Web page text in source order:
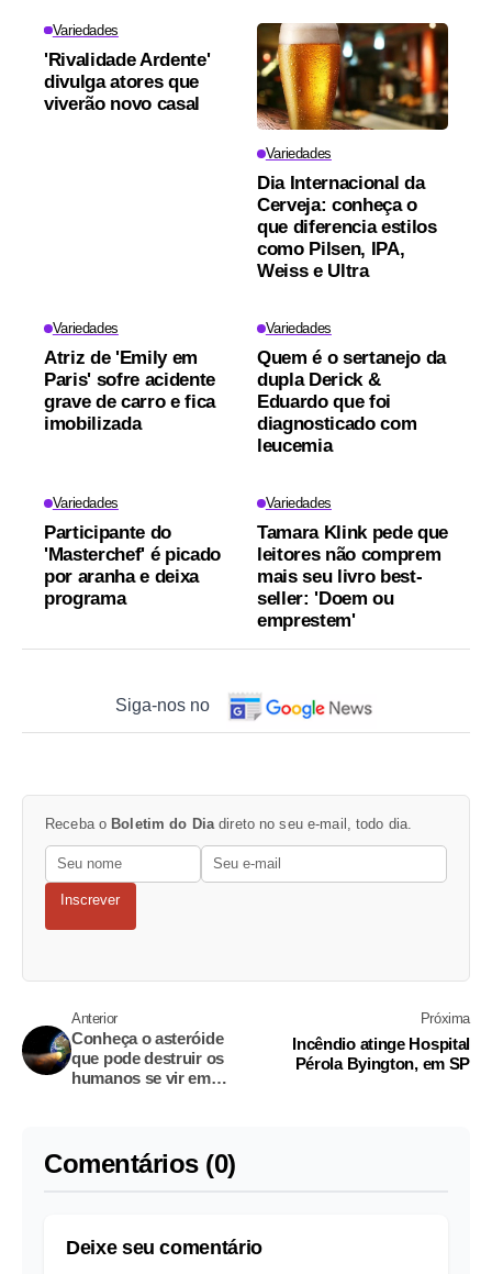
Variedades
'Rivalidade Ardente'
divulga atores que
viverão novo casal
Variedades
Dia Internacional da
Cerveja: conheça o
que diferencia estilos
como Pilsen, IPA,
Weiss e Ultra
Variedades
Atriz de 'Emily em
Paris' sofre acidente
grave de carro e fica
imobilizada
Variedades
Quem é o sertanejo da
dupla Derick &
Eduardo que foi
diagnosticado com
leucemia
Variedades
Participante do
'Masterchef' é picado
por aranha e deixa
programa
Variedades
Tamara Klink pede que
leitores não comprem
mais seu livro best-
seller: 'Doem ou
emprestem'
Siga-nos no
Receba o Boletim do Diadireto no seu e-mail, todo dia.
Inscrever
Anterior
Conheça o asteróide
que pode destruir os
humanos se vir em
Próxima
Incêndio atinge Hospital
Pérola Byington, em SP
Comentários (0)
Deixe seu comentário